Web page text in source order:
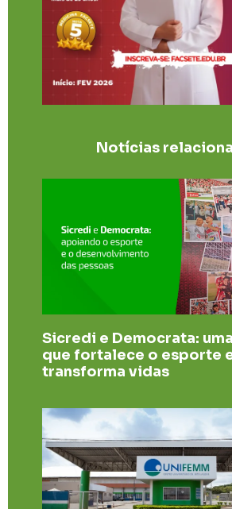
Notícias
Sicredi e Democrata:
que fortalece o esporte
transforma vidas